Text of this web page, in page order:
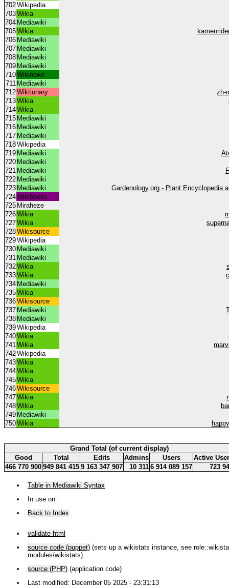
702Wikipedia
703Wikia
704 Mediawiki
705Wikia
706 Mediawiki
707 Mediawiki
708 Mediawiki
709 Mediawiki
710Wikinews
711 Mediawiki
712Wiktionary
zh-
713Wikia
714Wikia
715 Mediawiki
716 Mediawiki
717 Mediawiki
718Wikipedia
719 Mediawiki
720 Mediawiki
721 Mediawiki
722 Mediawiki
723 Mediawiki
Gardenology.org - Plant Encyclopedia
724Wikibooks
725 Miraheze
726Wikia
727Wikia
728Wikisource
729Wikipedia
730 Mediawiki
731 Mediawiki
732Wikia
733Wikia
734 Mediawiki
735Wikia
736Wikisource
737 Mediawiki
738 Mediawiki
739Wikipedia
740Wikia
741Wikia
742Wikipedia
743Wikia
744Wikia
745Wikia
746Wikisource
747Wikia
748Wikia
749 Mediawiki
750Wikia
Grand Total (of current display)
Good
Total Edits Admins Users
Active
466 770 900 949 841 415 9 163 347 907 10 311 6 914 089 157 723
Table in Mediawiki Syntax
In use on:
Back to Index
validate html
source code (puppet) (sets up a wikistats instance, see
modules/wikistats)
source (PHP) (application code)
Last modified: December 05 2025 - 23:31:13